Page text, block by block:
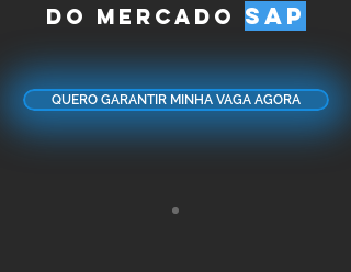
DO MERCADO SAP
QUERO GARANTIR MINHA VAGA AGORA